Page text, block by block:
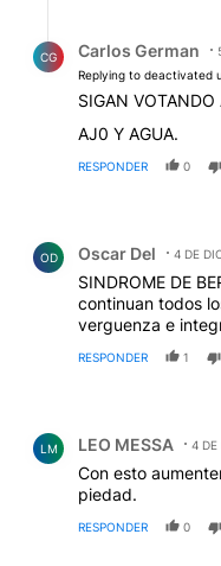
CG Carlos German
Replying to deactivated
SIGAN VOTANDO
AJ0 Y AGUA.
RESPONDER 0
OD Oscar Del 4 DE
SINDROME DE
continuan todos
verguenza e
RESPONDER 1
LM LEO MESSA 4 DE
Con esto
piedad.
RESPONDER 0